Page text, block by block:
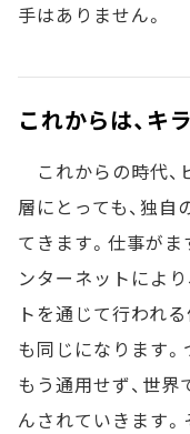
手はありません。
これからは、キ
これからの時代、
層にとっても、独
てきます。仕事が
ンターネットによ
トを通じて行われ
も同じになります
もう通用せず、世
んされていきます